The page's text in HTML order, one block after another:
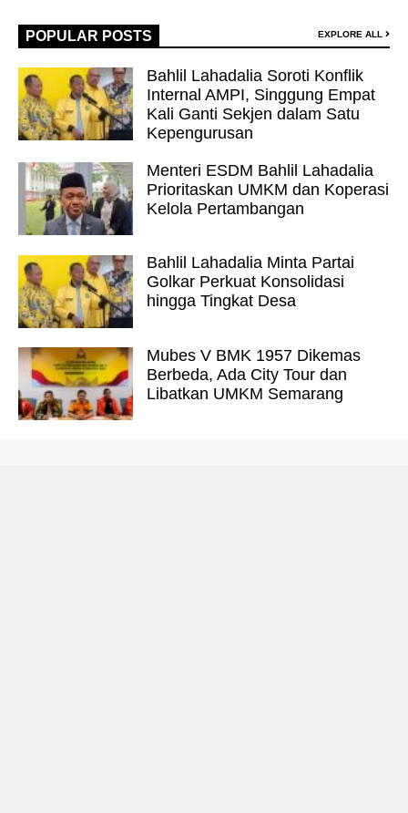
POPULAR POSTS EXPLORE ALL
Bahlil Lahadalia Soroti Konflik
Internal AMPI, Singgung Empat
Kali Ganti Sekjen dalam Satu
Kepengurusan
Menteri ESDM Bahlil Lahadalia
Prioritaskan UMKM dan Koperasi
Kelola Pertambangan
Bahlil Lahadalia Minta Partai
Golkar Perkuat Konsolidasi
hingga Tingkat Desa
Mubes V BMK 1957 Dikemas
Berbeda, Ada City Tour dan
Libatkan UMKM Semarang